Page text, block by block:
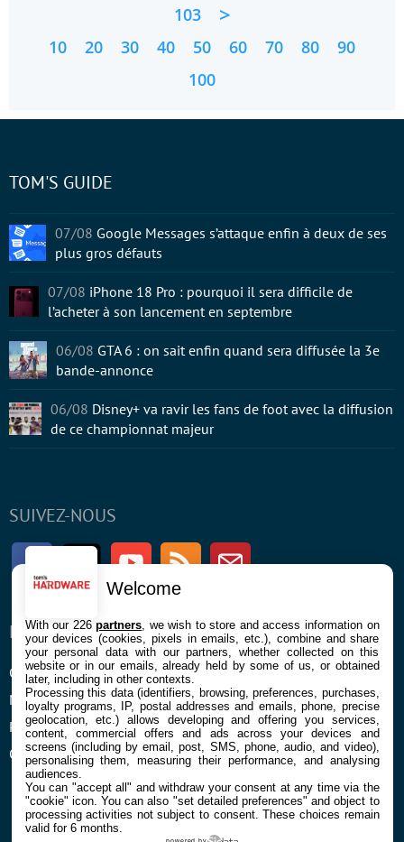
103
>
10 20 30 40 50 60 70 80
90
100
SUIVEZ-NOUS
FacebookTwitter Youtube RSS Newsletter
ENTREPRISE
Confidentialité et Cookies
Mentions légales et CGU
Préférences Cookies
Qui sommes nous
À PROPOS
Contact
TOM'S GUIDE
07/08 Google Messages s’attaque enfin à deux de ses
plus gros défauts
07/08 iPhone 18 Pro : pourquoi il sera difficile de
l’acheter à son lancement en septembre
06/08 GTA 6 : on sait enfin quand sera diffusée la 3e
bande-annonce
06/08 Disney+ va ravir les fans de foot avec la diffusion
de ce championnat majeur
Welcome
With our 226partners , we wish to store and access information on
your devices (cookies, pixels in emails, etc.), combine and share
your personal data with our partners, whether collected on this
website or in our emails, already held by some of us, or obtained
later, including in other contexts.
Processing this data (identifiers, browsing, preferences, purchases,
loyalty programs, IP, postal addresses and emails, phone, precise
geolocation, etc.) allows developing and offering you services,
content, commercial offers and ads across your devices and
screens (including by email, post, SMS, phone, audio, and video),
personalising them, measuring their performance, and analysing
audiences.
You can "accept all" and withdraw your consent at any time via the
"cookie" icon. You can also "set detailed preferences" and object to
processing activities not subject to consent. These choices remain
valid for 6 months.
powered by